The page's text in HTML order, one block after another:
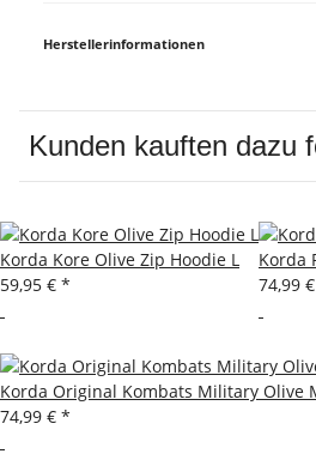
Herstellerinformationen
Kunden kauften dazu
Korda Kore Olive Zip Hoodie L
59,95 € *
Korda
74,99 €
Korda Original Kombats Military Olive
74,99 € *